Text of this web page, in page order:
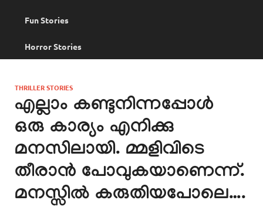
Fun Stories
Horror Stories
THRILLER STORIES
എല്ലാം കണ്ടുനിന്നപ്പോൾ
ഒരു കാര്യം എനിക്കു
മനസിലായി. മ്മളിവിടെ
തീരാൻ പോവുകയാണെന്ന്.
മനസ്സിൽ കരുതിയപോലെ….